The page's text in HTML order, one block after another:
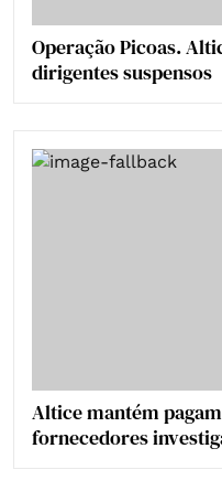
Operação Picoas.
dirigentes suspensos
Altice mantém
fornecedores